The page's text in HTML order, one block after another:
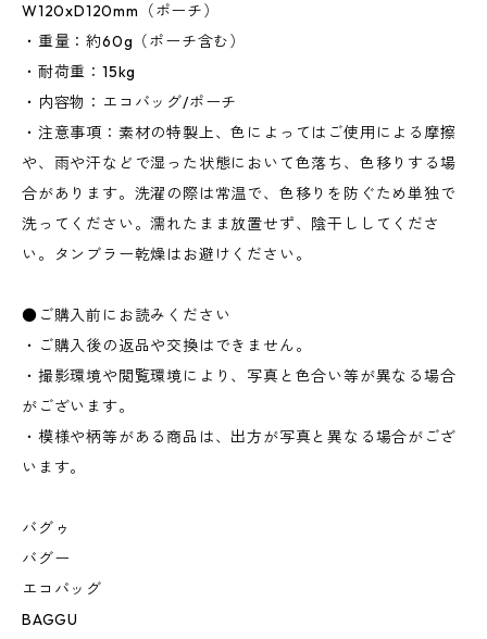
W120xD120mm（ポーチ）
・重量：約60g（ポーチ含む）
・耐荷重：15kg
・内容物：エコバッグ/ポーチ
・注意事項：素材の特製上、色によってはご使用による摩擦
や、雨や汗などで湿った状態において色落ち、色移りする場
合があります。洗濯の際は常温で、色移りを防ぐため単独で
洗ってください。濡れたまま放置せず、陰干ししてくださ
い。タンブラー乾燥はお避けください。
●ご購入前にお読みください
・ご購入後の返品や交換はできません。
・撮影環境や閲覧環境により、写真と色合い等が異なる場合
がございます。
・模様や柄等がある商品は、出方が写真と異なる場合がござ
います。
バグゥ
バグー
エコバッグ
BAGGU